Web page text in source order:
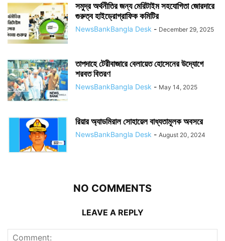
সমুদ্র অর্থনীতির জন্য মেরিটাইম সহযোগিতা জোরদারে
গুরুত্ব হাইড্রোগ্রাফিক কমিটির
NewsBankBangla Desk - December 29, 2025
তাপদাহে টেরীবাজারে বেলায়েত হোসেনের উদ্যোগে
শরবত বিতরণ
NewsBankBangla Desk - May 14, 2025
রিয়ার অ্যাডমিরাল সোহায়েল বাধ্যতামূলক অবসরে
NewsBankBangla Desk - August 20, 2024
NO COMMENTS
LEAVE A REPLY